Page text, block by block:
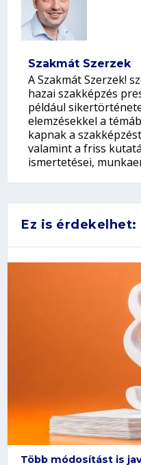
Szakmát Szerzek
A Szakmát Szerzek!
hazai szakképzés
például
elemzésekkel a
kapnak a
valamint a friss
ismertetései,
Ez is érdekelhet:
Több módosítást is